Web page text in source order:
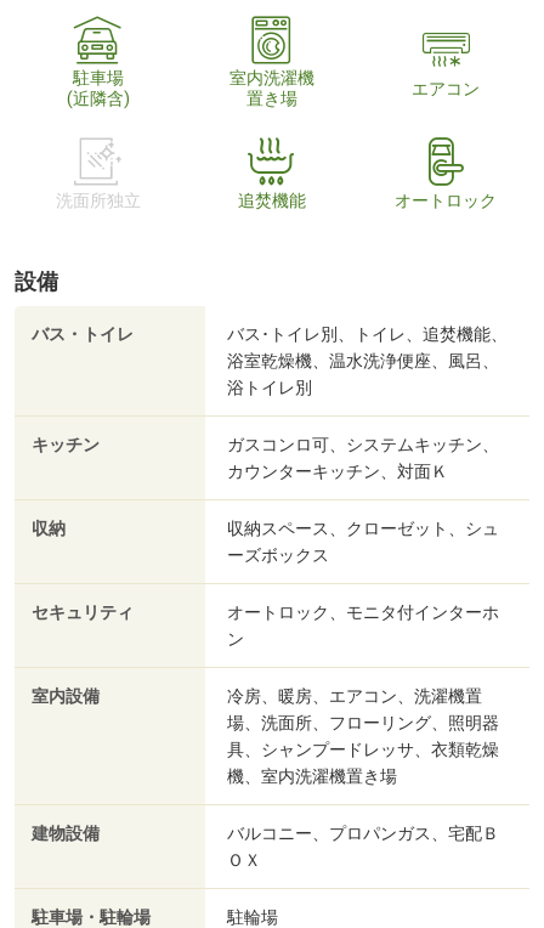
駐車場
(近隣含)
室内洗濯機
置き場
エアコン
洗面所独立 追焚機能 オートロック
設備
バス・トイレ
バス･トイレ別、トイレ、追焚機能、
浴室乾燥機、温水洗浄便座、風呂、
浴トイレ別
キッチン
ガスコンロ可、システムキッチン、
カウンターキッチン、対面Ｋ
収納
収納スペース、クローゼット、シュ
ーズボックス
セキュリティ
オートロック、モニタ付インターホ
ン
室内設備
冷房、暖房、エアコン、洗濯機置
場、洗面所、フローリング、照明器
具、シャンプードレッサ、衣類乾燥
機、室内洗濯機置き場
建物設備
バルコニー、プロパンガス、宅配Ｂ
ＯＸ
駐車場・駐輪場 駐輪場